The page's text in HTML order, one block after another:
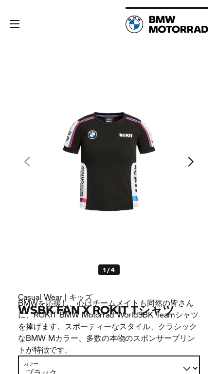
1 / 4
Casual Wear | キッズ
WSBK FAN X ROKIT Tシャツ
BMWを応援し、心はチームメイトも同然の皆さん
に、ROKiT BMW Motorrad WorldSBK Teamシャツ
を捧げます。スポーティーなスタイル、クラシック
なBMW Mカラー、多数の本物のスポンサープリン
トが特徴です。
カラー